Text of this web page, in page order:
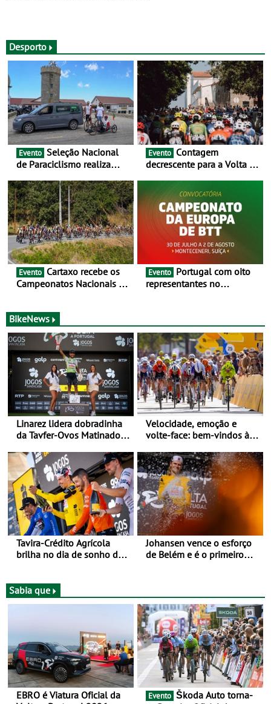
Desporto
Evento
de Paraciclismo realiza
preparação para o
Campeonato do Mundo
Evento
decrescente para a Volta a
as 17 equipas de 2026
Evento
Campeonatos Nacionais da
Evento
representantes no
Monteceneri, na Suíça
BikeNews
Linarez lidera dobradinha
da Tavfer-Ovos Matinados-
Elvas - Três etapas da Volta
a Portugal Jogos Santa
Casa - mais o prólogo
inicial -, três chegadas ao
sprint
Velocidade, emoção e
volte-face: bem-vindos à
Tavira-Crédito Agrícola
brilha no dia de sonho de
Johansen vence o esforço
de Belém e é o primeiro
Sabia que
EBRO é Viatura Oficial da
Evento